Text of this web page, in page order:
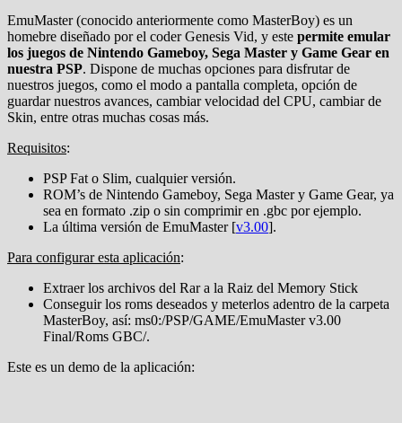
EmuMaster (conocido anteriormente como MasterBoy) es un
homebre diseñado por el coder Genesis Vid, y este permite emular
los juegos de Nintendo Gameboy, Sega Master y Game Gear en
nuestra PSP. Dispone de muchas opciones para disfrutar de
nuestros juegos, como el modo a pantalla completa, opción de
guardar nuestros avances, cambiar velocidad del CPU, cambiar de
Skin, entre otras muchas cosas más.
Requisitos:
PSP Fat o Slim, cualquier versión.
ROM’s de Nintendo Gameboy, Sega Master y Game Gear, ya
sea en formato .zip o sin comprimir en .gbc por ejemplo.
La última versión de EmuMaster [v3.00].
Para configurar esta aplicación:
Extraer los archivos del Rar a la Raiz del Memory Stick
Conseguir los roms deseados y meterlos adentro de la carpeta
MasterBoy, así: ms0:/PSP/GAME/EmuMaster v3.00
Final/Roms GBC/.
Este es un demo de la aplicación: